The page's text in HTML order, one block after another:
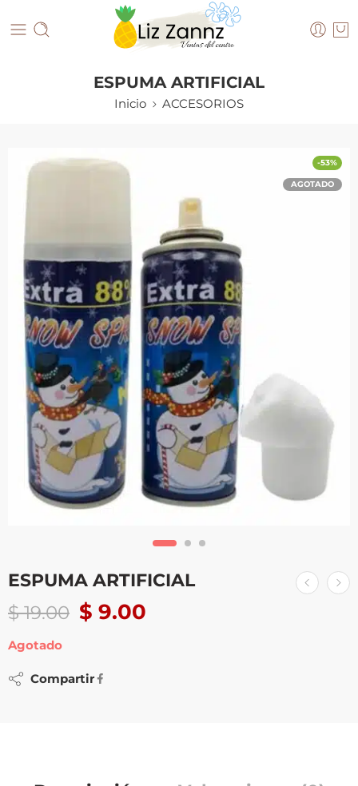
ESPUMA ARTIFICIAL
Inicio ACCESORIOS
-53%
AGOTADO
ESPUMA ARTIFICIAL
$19.00 $ 9.00
Agotado
Compartir